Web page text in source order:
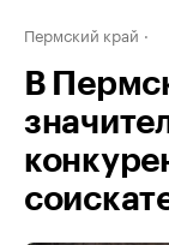
Пермский край
В